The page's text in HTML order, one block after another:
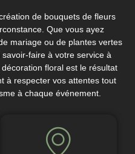
de bouquets de fleurs
Que vous ayez
mariage ou de plantes vertes
faire à votre service à
floral est le résultat
à respecter vos attentes tout
à chaque événement.